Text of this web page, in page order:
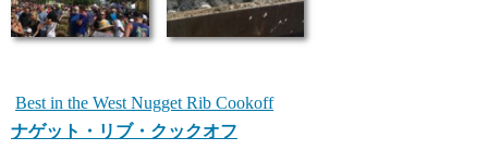
Best in the West Nugget Rib Cookoff
ナゲット・リブ・クックオフ